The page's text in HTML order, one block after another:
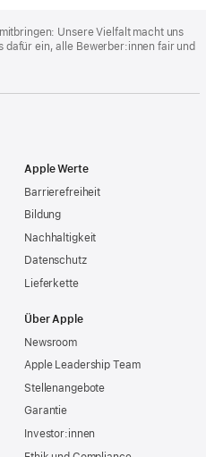
Unsere Vielfalt macht uns
dafür ein, alle Bewerber:innen fair und
Apple Werte
Barrierefreiheit
Bildung
Nachhaltigkeit
Datenschutz
Lieferkette
Über Apple
Newsroom
Apple Leadership Team
Stellenangebote
Garantie
Investor:innen